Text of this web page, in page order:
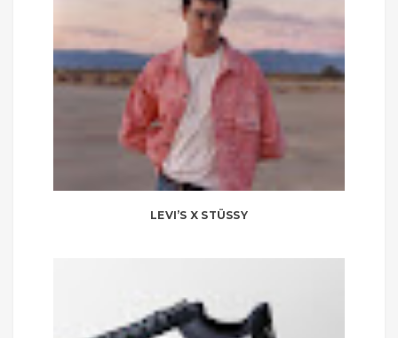
LEVI’S X STÜSSY